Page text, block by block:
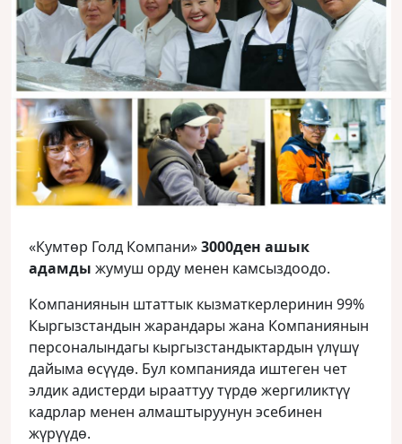
«Кумтөр Голд Компани»3000ден ашык
адамды жумуш орду менен камсыздоодо.
Компаниянын штаттык кызматкерлеринин 99%
Кыргызстандын жарандары жана Компаниянын
персоналындагы кыргызстандыктардын үлүшү
дайыма өсүүдө. Бул компанияда иштеген чет
элдик адистерди ырааттуу түрдө жергиликтүү
кадрлар менен алмаштыруунун эсебинен
жүрүүдө.